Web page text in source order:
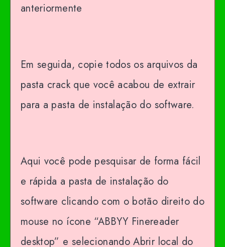
anteriormente
Em seguida, copie todos os arquivos da
pasta crack que você acabou de extrair
para a pasta de instalação do software.
Aqui você pode pesquisar de forma fácil
e rápida a pasta de instalação do
software clicando com o botão direito do
mouse no ícone “ABBYY Finereader
desktop” e selecionando Abrir local do